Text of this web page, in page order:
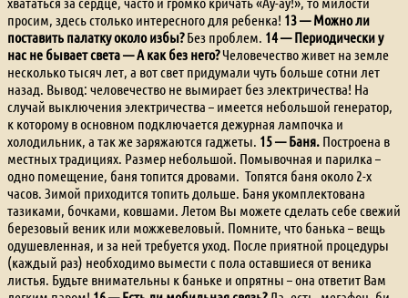
просим, здесь столько интересного для ребенка! 13 — Можно ли
поставить палатку около избы?Без проблем. 14 — Периодически у
нас не бывает света — А как без него?Человечество живет на земле
несколько тысяч лет, а вот свет придумали чуть больше сотни лет
назад. Вывод: человечество не вымирает без электричества! На
случай выключения электричества – имеется небольшой генератор,
к которому в основном подключается дежурная лампочка и
холодильник, а так же заряжаются гаджеты. 15 — Баня. Построена в
местных традициях. Размер небольшой. Помывочная и парилка –
одно помещение, баня топится дровами. Топятся баня около 2-х
часов. Зимой приходится топить дольше. Баня укомплектована
тазиками, бочками, ковшами. Летом Вы можете сделать себе свежий
березовый веник или можжевеловый. Помните, что банька – вещь
одушевленная, и за ней требуется уход. После приятной процедуры
(каждый раз) необходимо вымести с пола оставшиеся от веника
листья. Будьте внимательны к баньке и опрятны – она ответит Вам